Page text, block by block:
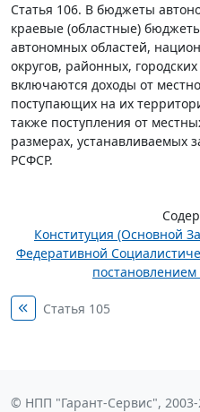
Статья 106. В бюджеты
краевые (областные)
автономных областей,
округов, районных,
включаются доходы от
поступающих на их
также поступления от
размерах, устанавливаемых
РСФСР.
Конституция (Основной
Федеративной
Статья 105
© НПП "Гарант-Сервис", 2003-